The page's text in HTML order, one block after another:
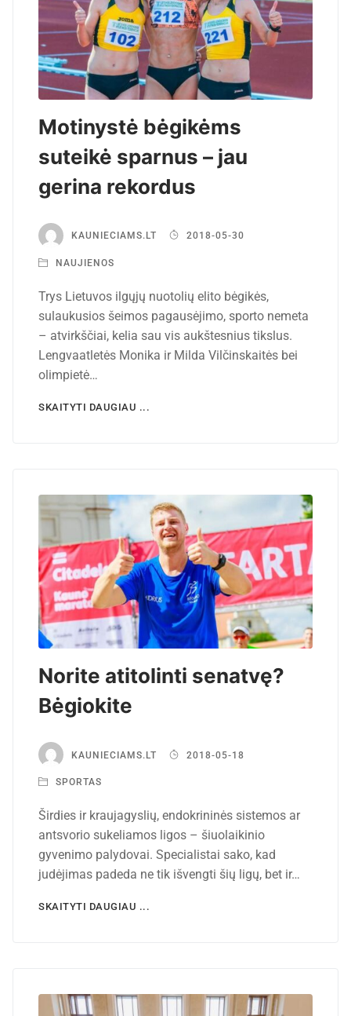
Motinystė bėgikėms
suteikė sparnus – jau
gerina rekordus
KAUNIECIAMS.LT 2018-05-30
NAUJIENOS
Trys Lietuvos ilgųjų nuotolių elito bėgikės,
sulaukusios šeimos pagausėjimo, sporto nemeta
– atvirkščiai, kelia sau vis aukštesnius tikslus.
Lengvaatletės Monika ir Milda Vilčinskaitės bei
olimpietė…
SKAITYTI DAUGIAU ...
Norite atitolinti senatvę?
Bėgiokite
KAUNIECIAMS.LT 2018-05-18
SPORTAS
Širdies ir kraujagyslių, endokrininės sistemos ar
antsvorio sukeliamos ligos – šiuolaikinio
gyvenimo palydovai. Specialistai sako, kad
judėjimas padeda ne tik išvengti šių ligų, bet ir…
SKAITYTI DAUGIAU ...